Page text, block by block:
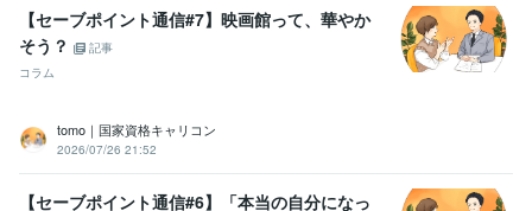
【セーブポイント通信#7】映画館って、華やか
そう？
記事
コラム
tomo｜国家資格キャリコン
2026/07/26 21:52
【セーブポイント通信#6】「本当の自分になっ